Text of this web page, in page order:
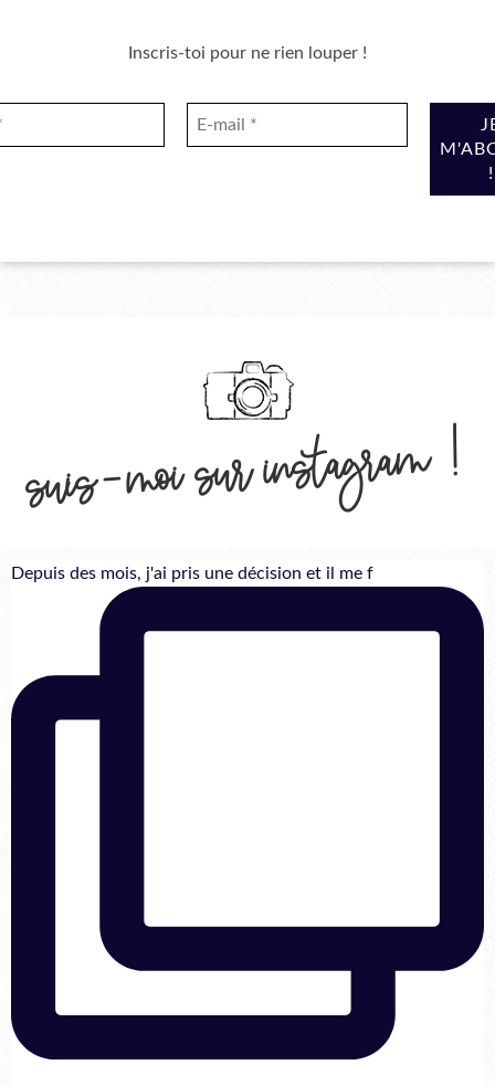
Inscris-toi pour ne rien louper !
suis-moi sur instagram !
Depuis des mois, j'ai pris une décision et il me f